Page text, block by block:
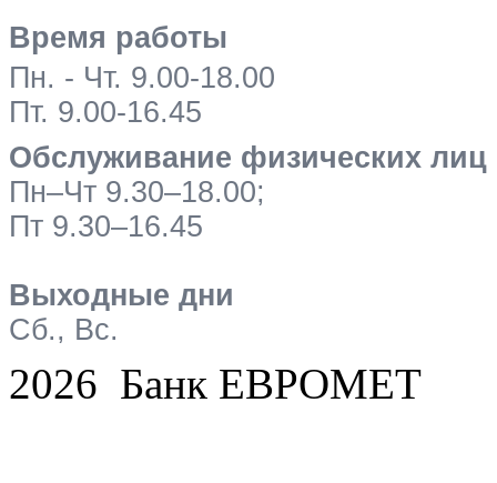
Время работы
Пн. - Чт. 9.00-18.00
Пт. 9.00-16.45
Обслуживание физических лиц
Пн–Чт 9.30–18.00;
Пт 9.30–16.45
Выходные дни
Сб., Вс.
2026 Банк ЕВРОМЕТ